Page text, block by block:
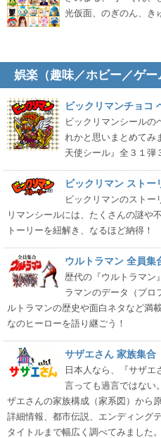
光仮面、のぎのん、き
娯楽（趣味／ホビー／ゲ
ビックリマンチョコ
ビックリマンシールの
れかと思いまとめてみ
天使シール』全３１弾
ビックリマン ストー
ビックリマンのストー
リマンシールには、たくさんの謎や
トーリーを紐解き、なるほど納得！
ウルトラマン 全員集
歴代の『ウルトラマン
ラマンのデータ（プロ
ルトラマンの歴史や面白ネタなど満
なのヒーローを語り継ごう！
サザエさん 家族集合
日本人なら、『サザエ
言っても過言ではない
ザエさんの家族構成（家系図）から
詳細情報、都市伝説、エンディング
タイトルまで幅広く調べてみました。